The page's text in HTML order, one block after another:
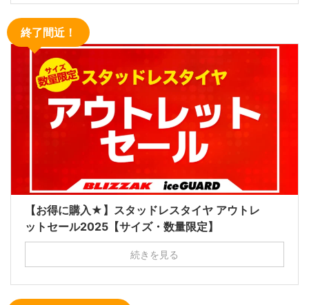
終了間近！
【お得に購入★】スタッドレスタイヤ アウトレ
ットセール2025【サイズ・数量限定】
続きを見る